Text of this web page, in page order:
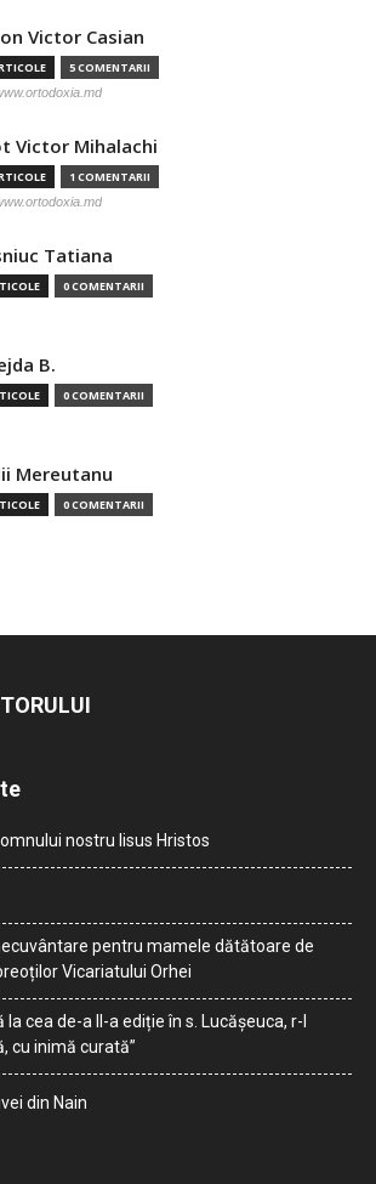
Victor Casian
5 COMENTARII
Victor Mihalachi
1 COMENTARII
Tatiana
0 COMENTARII
B.
0 COMENTARII
Mereutanu
0 COMENTARII
nostru Iisus Hristos
pentru mamele dătătoare de
Vicariatului Orhei
cea de-a II-a ediție în s. Lucășeuca, r-l
cu inimă curată”
din Nain